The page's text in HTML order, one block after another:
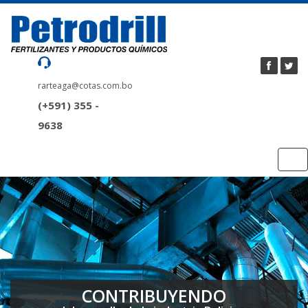
rarteaga@cotas.com.bo
(+591) 355 -
9638
CONTRIBUYENDO
CONTRIBUYENDO
CONTRIBUYENDO